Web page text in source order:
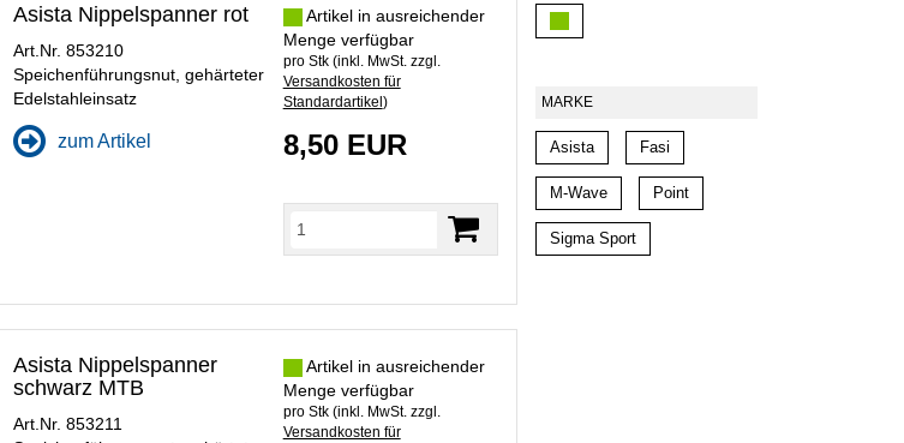
MARKE
Asista Fasi
M-Wave Point
Sigma Sport
Asista Nippelspanner rot
Art.Nr. 853210
Speichenführungsnut, gehärteter
Edelstahleinsatz
zum Artikel
Artikel in ausreichender
Menge verfügbar
pro Stk (inkl. MwSt. zzgl.
Versandkosten für
Standardartikel )
8,50 EUR
Asista Nippelspanner
schwarz MTB
Art.Nr. 853211
Artikel in ausreichender
Menge verfügbar
pro Stk (inkl. MwSt. zzgl.
Versandkosten für